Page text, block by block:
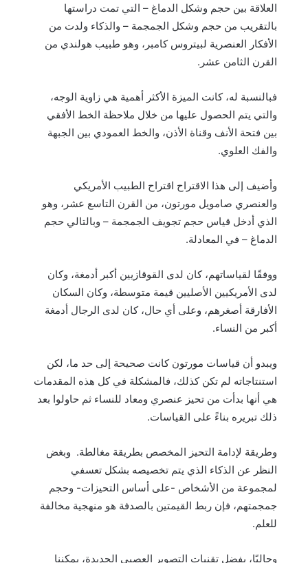
العلاقة بين حجم وشكل الدماغ – التي تمت دراستها
بالتقريب من حجم وشكل الجمجمة – والذكاء ولدت من
الأفكار العنصرية لبيتروس كامبر، وهو طبيب هولندي من
القرن الثامن عشر.
فبالنسبة له، كانت الميزة الأكثر أهمية هي زاوية الوجه،
والتي يتم الحصول عليها من خلال ملاحظة الخط الأفقي
بين فتحة الأنف وقناة الأذن، والخط العمودي بين الجبهة
والفك العلوي.
وأضيف إلى هذا الاقتراح اقتراح الطبيب الأمريكي
والعنصري صامويل مورتون، من القرن التاسع عشر، وهو
الذي أدخل قياس حجم تجويف الجمجمة – وبالتالي حجم
الدماغ – في المعادلة.
ووفقًا لقياساتهم، كان لدى القوقازيين أكبر أدمغة، وكان
لدى الأمريكيين الأصليين قيمة متوسطة، وكان السكان
الأفارقة أصغرهم، وعلى أي حال، كان لدى الرجال أدمغة
أكبر من النساء.
ويبدو أن قياسات مورتون كانت صحيحة إلى حد ما، لكن
استنتاجاته لم تكن كذلك، فالمشكلة في كل هذه المقدمات
هي أنها بدأت من تحيز عنصري ومعاد للنساء ثم حاولوا بعد
ذلك تبريره بناءً على القياسات.
وطريقة لإدامة التحيز المخصص بطريقة مغالطة. وبغض
النظر عن الذكاء الذي يتم تخصيصه بشكل تعسفي
لمجموعة من الأشخاص -على أساس التحيزات- وحجم
جمجمتهم، فإن ربط القيمتين بالصدفة هو منهجية مخالفة
للعلم.
وحاليًا، بفضل تقنيات التصوير العصبي الجديدة، يمكننا